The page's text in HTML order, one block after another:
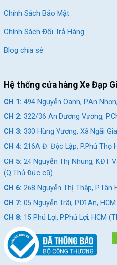
Chính Sách Bảo Mật
Chính Sách Đổi Trả Hàng
Blog chia sẻ
Hệ thống cửa hàng Xe Đạp
CH 1: 494 Nguyễn Oanh, P.An
CH 2: 322/36 An Dương Vương,
CH 3: 330 Hùng Vương, Xã Ngãi
CH 4: 216A Đ. Độc Lập, P.Phú Thọ
CH 5: 24 Nguyễn Thị Nhung, KĐT
(Q.Thủ Đức cũ)
CH 6: 268 Nguyễn Thị Thập, P.Tân
CH 7: 05 Nguyễn Trãi, P.Dĩ An,
CH 8: 15 Phú Lợi, P.Phú Lợi, HCM